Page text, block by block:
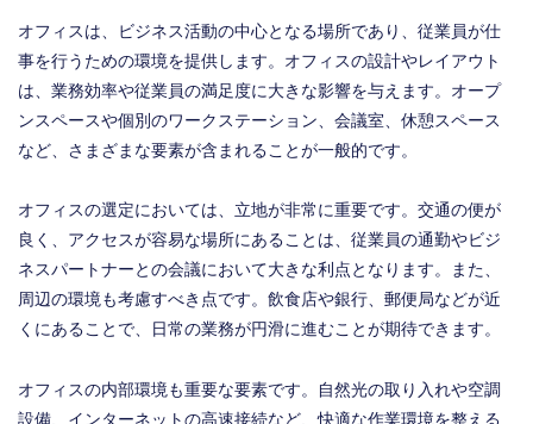
オフィスは、ビジネス活動の中心となる場所であり、従業員が仕
事を行うための環境を提供します。オフィスの設計やレイアウト
は、業務効率や従業員の満足度に大きな影響を与えます。オープ
ンスペースや個別のワークステーション、会議室、休憩スペース
など、さまざまな要素が含まれることが一般的です。
オフィスの選定においては、立地が非常に重要です。交通の便が
良く、アクセスが容易な場所にあることは、従業員の通勤やビジ
ネスパートナーとの会議において大きな利点となります。また、
周辺の環境も考慮すべき点です。飲食店や銀行、郵便局などが近
くにあることで、日常の業務が円滑に進むことが期待できます。
オフィスの内部環境も重要な要素です。自然光の取り入れや空調
設備、インターネットの高速接続など、快適な作業環境を整える